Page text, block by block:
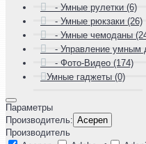
- Умные рулетки (6)
- Умные рюкзаки (26)
- Умные чемоданы
- Управление умным
- Фото-Видео (174)
Умные гаджеты (0)
Параметры
Производитель: Acepen
Производитель